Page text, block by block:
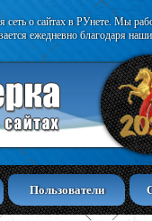
сеть о сайтах в РУнете. Мы
ежедневно благодаря
Пользователи